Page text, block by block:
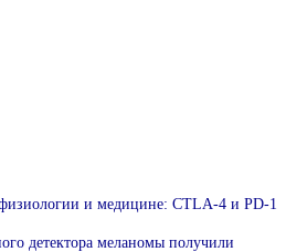
и медицине: CTLA-4 и PD-1
детектора меланомы получили